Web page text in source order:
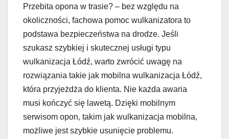
Przebita opona w trasie? – bez względu na
okoliczności, fachowa pomoc wulkanizatora to
podstawa bezpieczeństwa na drodze. Jeśli
szukasz szybkiej i skutecznej usługi typu
wulkanizacja Łódź, warto zwrócić uwagę na
rozwiązania takie jak mobilna wulkanizacja Łódź,
która przyjeżdża do klienta. Nie każda awaria
musi kończyć się lawetą. Dzięki mobilnym
serwisom opon, takim jak wulkanizacja mobilna,
możliwe jest szybkie usunięcie problemu.